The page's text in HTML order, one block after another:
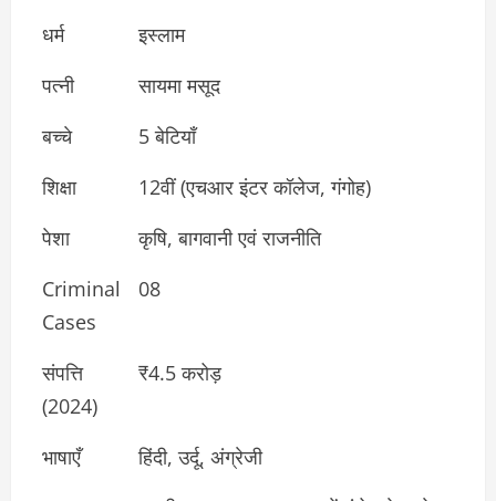
धर्म
इस्लाम
पत्नी
सायमा मसूद
बच्चे
5 बेटियाँ
शिक्षा
12वीं (एचआर इंटर कॉलेज, गंगोह)
पेशा
कृषि, बागवानी एवं राजनीति
Criminal
Cases
08
संपत्ति
(2024)
₹4.5 करोड़
भाषाएँ
हिंदी, उर्दू, अंग्रेजी